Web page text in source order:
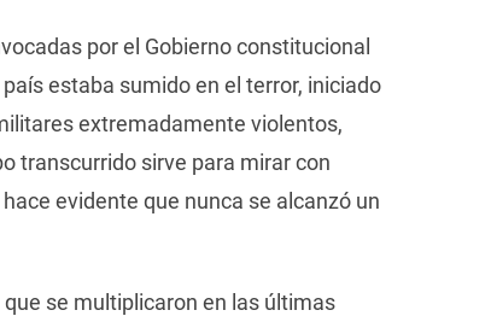
por el Gobierno constitucional
estaba sumido en el terror, iniciado
extremadamente violentos,
transcurrido sirve para mirar con
evidente que nunca se alcanzó un
se multiplicaron en las últimas